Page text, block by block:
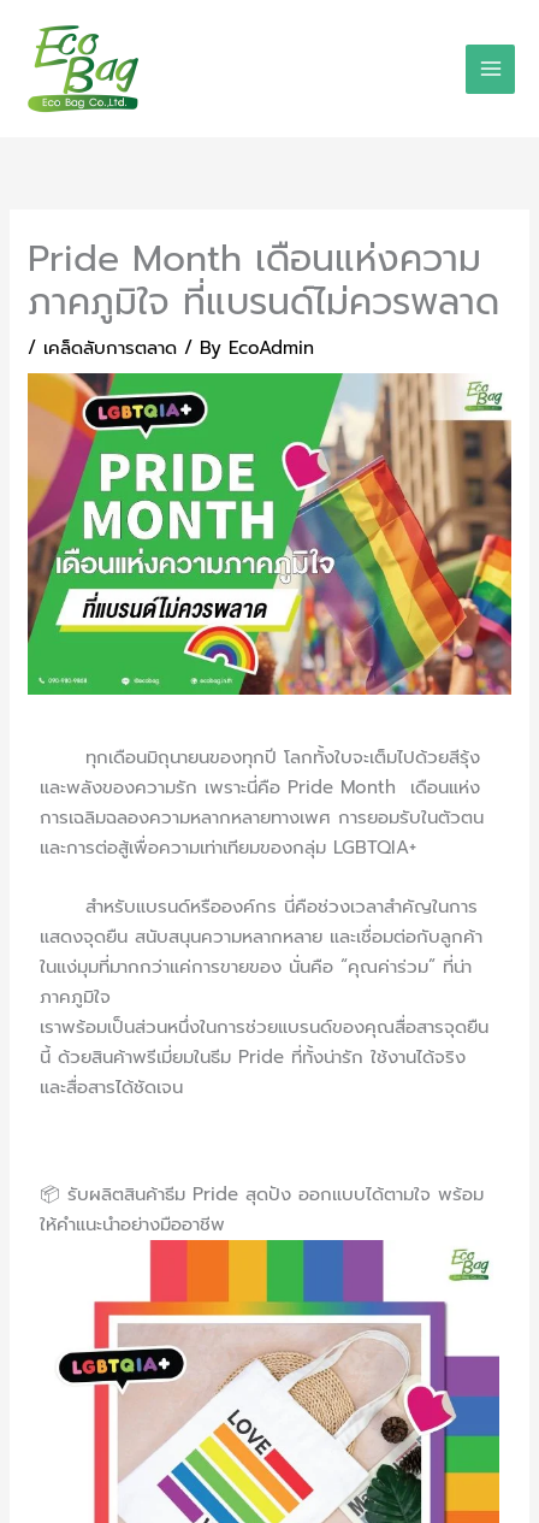
content
Pride Month เดือนแห่งความ
ภาคภูมิใจ ที่แบรนด์ไม่ควรพลาด
/ เคล็ดลับการตลาด / By EcoAdmin
ทุกเดือนมิถุนายนของทุกปี โลกทั้งใบจะเต็มไปด้วยสีรุ้ง
และพลังของความรัก เพราะนี่คือ Pride Month เดือนแห่ง
การเฉลิมฉลองความหลากหลายทางเพศ การยอมรับในตัวตน
และการต่อสู้เพื่อความเท่าเทียมของกลุ่ม LGBTQIA+
สำหรับแบรนด์หรือองค์กร นี่คือช่วงเวลาสำคัญในการ
แสดงจุดยืน สนับสนุนความหลากหลาย และเชื่อมต่อกับลูกค้า
ในแง่มุมที่มากกว่าแค่การขายของ นั่นคือ “คุณค่าร่วม” ที่น่า
ภาคภูมิใจ
เราพร้อมเป็นส่วนหนึ่งในการช่วยแบรนด์ของคุณสื่อสารจุดยืน
นี้ ด้วยสินค้าพรีเมี่ยมในธีม Pride ที่ทั้งน่ารัก ใช้งานได้จริง
และสื่อสารได้ชัดเจน
📦 รับผลิตสินค้าธีม Pride สุดปัง ออกแบบได้ตามใจ พร้อม
ให้คำแนะนำอย่างมืออาชีพ